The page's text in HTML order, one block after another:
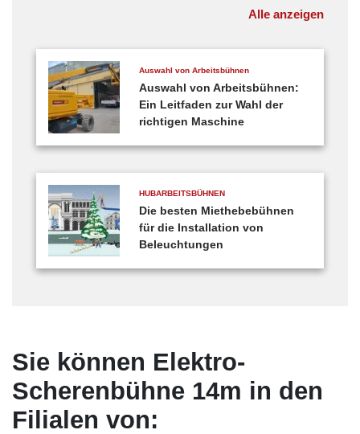
Alle anzeigen
Auswahl von Arbeitsbühnen
Auswahl von Arbeitsbühnen:
Ein Leitfaden zur Wahl der
richtigen Maschine
HUBARBEITSBÜHNEN
Die besten Miethebebühnen
für die Installation von
Beleuchtungen
Sie können Elektro-
Scherenbühne 14m in den
Filialen von: